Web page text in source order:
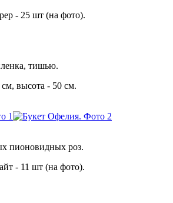
- 25 шт (на фото).
тишью.
высота - 50 см.
пионовидных роз.
- 11 шт (на фото).